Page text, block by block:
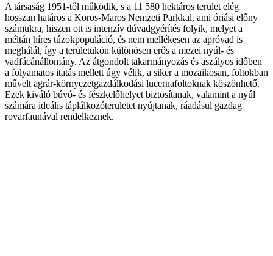
A társaság 1951-től működik, s a 11 580 hektáros terület elég
hosszan határos a Körös-Maros Nemzeti Parkkal, ami óriási előny
számukra, hiszen ott is intenzív dúvadgyérítés folyik, melyet a
méltán híres túzokpopuláció, és nem mellékesen az apróvad is
meghálál, így a területükön különösen erős a mezei nyúl- és
vadfácánállomány. Az átgondolt takarmányozás és aszályos időben
a folyamatos itatás mellett úgy vélik, a siker a mozaikosan, foltokban
művelt agrár-környezetgazdálkodási lucernafoltoknak köszönhető.
Ezek kiváló búvó- és fészkelőhelyet biztosítanak, valamint a nyúl
számára ideális táplálkozóterületet nyújtanak, ráadásul gazdag
rovarfaunával rendelkeznek.